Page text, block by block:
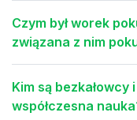
Czym był worek
związana z nim
Kim są
współczesna